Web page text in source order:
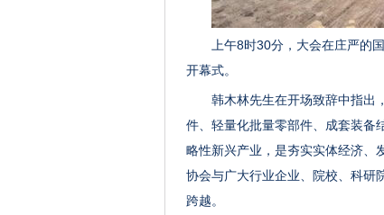
上午8时30分，大会在庄严的
开幕式。
韩木林先生在开场致辞中指出
件、轻量化批量零部件、成套装备
略性新兴产业，是夯实实体经济、
协会与广大行业企业、院校、科研
跨越。